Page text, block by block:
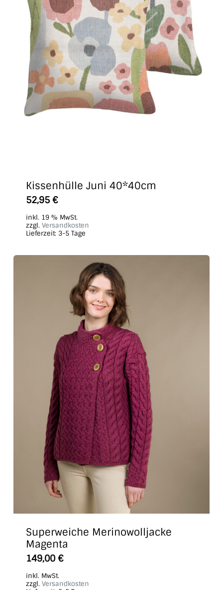
Kissenhülle Juni 40*40cm
52,95 €
inkl. 19 % MwSt.
zzgl. Versandkosten
Lieferzeit: 3-5 Tage
Superweiche Merinowolljacke
Magenta
149,00 €
inkl. MwSt.
zzgl. Versandkosten